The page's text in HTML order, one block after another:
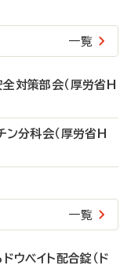
一覧
対策部会（厚労省H
分科会（厚労省H
一覧
ウベイト配合錠（ド